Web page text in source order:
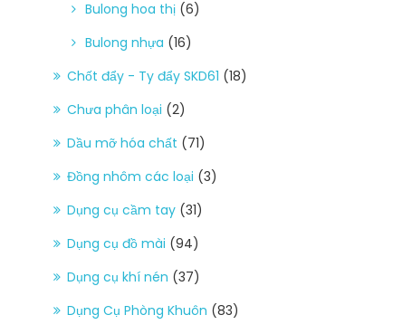
Bulong hoa thị (6)
Bulong nhựa (16)
Chốt đẩy - Ty đẩy SKD61 (18)
Chưa phân loại (2)
Dầu mỡ hóa chất (71)
Đồng nhôm các loại (3)
Dụng cụ cầm tay (31)
Dụng cụ đồ mài (94)
Dụng cụ khí nén (37)
Dụng Cụ Phòng Khuôn (83)